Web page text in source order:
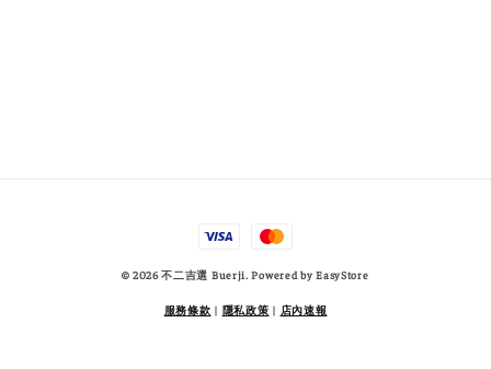
© 2026 不二吉選 Buerji. Powered byEasyStore
服務條款 | 隱私政策 | 店內速報